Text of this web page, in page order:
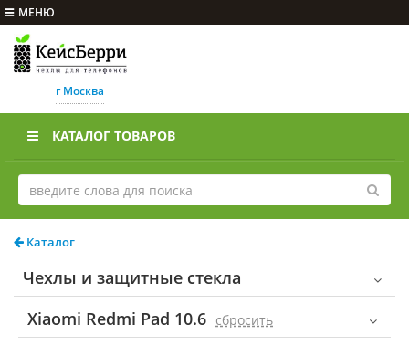
МЕНЮ
г Москва
КАТАЛОГ ТОВАРОВ
Каталог
Чехлы и защитные стекла
Xiaomi Redmi Pad 10.6 cбросить